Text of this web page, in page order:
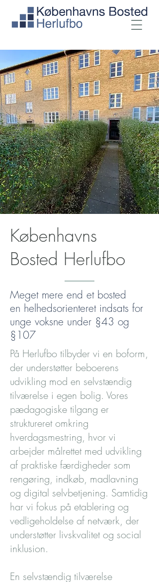
Københavns
Bosted Herlufbo
Meget mere end et bosted
en helhedsorienteret indsats for
unge voksne under §43 og
§107
På Herlufbo tilbyder vi en boform,
der understøtter beboerens
udvikling mod en selvstændig
tilværelse i egen bolig. Vores
pædagogiske tilgang er
struktureret omkring
hverdagsmestring, hvor vi
arbejder målrettet med udvikling
af praktiske færdigheder som
rengøring, indkøb, madlavning
og digital selvbetjening. Samtidig
har vi fokus på etablering og
vedligeholdelse af netværk, der
understøtter livskvalitet og social
inklusion.
En selvstændig tilværelse